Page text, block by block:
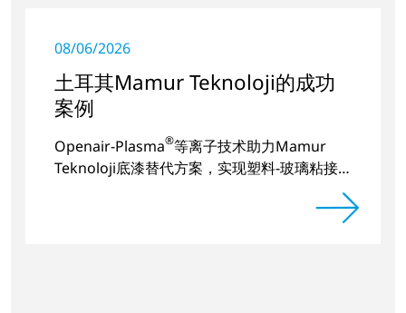
08/06/2026
土耳其Mamur Teknoloji的成功
案例
Openair-Plasma®等离子技术助力Mamur
Teknoloji底漆替代方案，实现塑料-玻璃粘接